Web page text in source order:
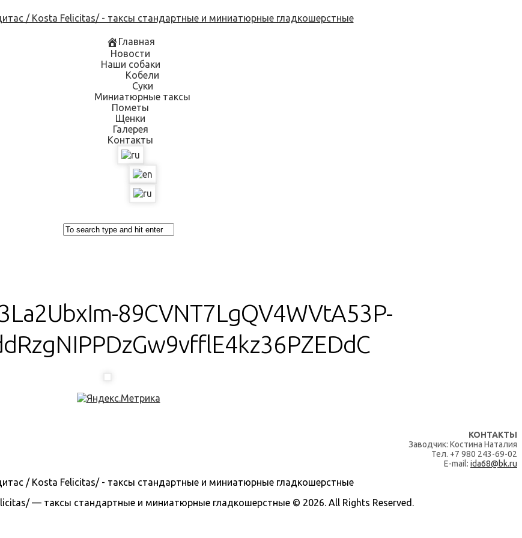
Skip
to
content
Главная
Новости
Наши собаки
Кобели
Суки
Миниатюрные таксы
Пометы
Щенки
Галерея
Контакты
89CVNT7LgQV4WVtA53P-
КОНТАКТЫ
Заводчик: Костина Наталия
Тел. +7 980 243-69-02
E-mail: ida68@bk.ru
— таксы стандартные и миниатюрные гладкошерстные © 2026. All Rights Reserved.